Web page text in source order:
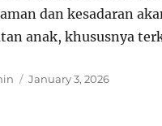
dan kesadaran
anak, khususnya
Posted
January 3, 2026